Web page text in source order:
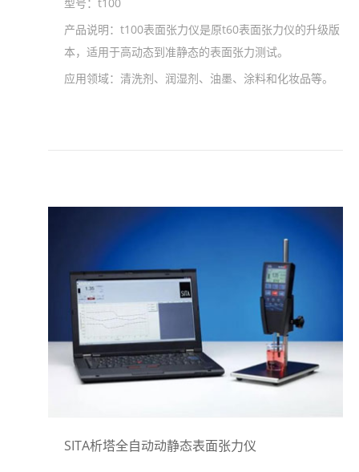
产品说明： t100表面张力仪是原t60表面张力仪的升级版
本，适用于高动态到准静态的表面张力测试。
应用领域： 清洗剂、润湿剂、油墨、涂料和化妆品等。
SITA析塔全自动动静态表面张力仪